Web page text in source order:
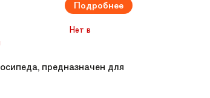
Подробнее
Нет в
предназначен для